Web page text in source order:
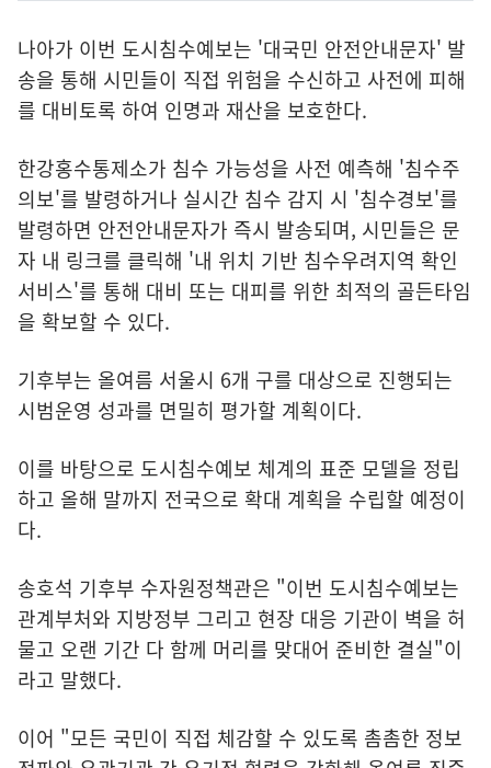
나아가 이번 도시침수예보는 '대국민 안전안내문자' 발
송을 통해 시민들이 직접 위험을 수신하고 사전에 피해
를 대비토록 하여 인명과 재산을 보호한다.
한강홍수통제소가 침수 가능성을 사전 예측해 '침수주
의보'를 발령하거나 실시간 침수 감지 시 '침수경보'를
발령하면 안전안내문자가 즉시 발송되며, 시민들은 문
자 내 링크를 클릭해 '내 위치 기반 침수우려지역 확인
서비스'를 통해 대비 또는 대피를 위한 최적의 골든타임
을 확보할 수 있다.
기후부는 올여름 서울시 6개 구를 대상으로 진행되는
시범운영 성과를 면밀히 평가할 계획이다.
이를 바탕으로 도시침수예보 체계의 표준 모델을 정립
하고 올해 말까지 전국으로 확대 계획을 수립할 예정이
다.
송호석 기후부 수자원정책관은 "이번 도시침수예보는
관계부처와 지방정부 그리고 현장 대응 기관이 벽을 허
물고 오랜 기간 다 함께 머리를 맞대어 준비한 결실"이
라고 말했다.
이어 "모든 국민이 직접 체감할 수 있도록 촘촘한 정보